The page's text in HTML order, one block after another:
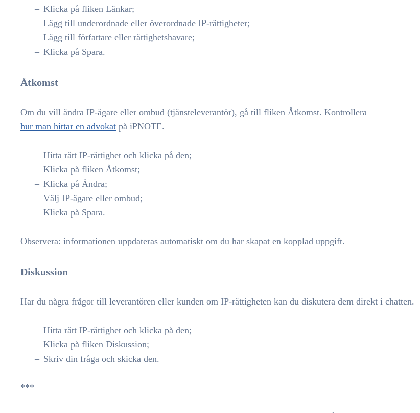
Klicka på fliken Länkar;
Lägg till underordnade eller överordnade IP-rättigheter;
Lägg till författare eller rättighetshavare;
Klicka på Spara.
Åtkomst
Om du vill ändra IP-ägare eller ombud (tjänsteleverantör), gå till fliken Åtkomst. Kontrollera
hur man hittar en advokat på iPNOTE.
Hitta rätt IP-rättighet och klicka på den;
Klicka på fliken Åtkomst;
Klicka på Ändra;
Välj IP-ägare eller ombud;
Klicka på Spara.
Observera: informationen uppdateras automatiskt om du har skapat en kopplad uppgift.
Diskussion
Har du några frågor till leverantören eller kunden om IP-rättigheten kan du diskutera dem direkt i chatten.
Hitta rätt IP-rättighet och klicka på den;
Klicka på fliken Diskussion;
Skriv din fråga och skicka den.
***